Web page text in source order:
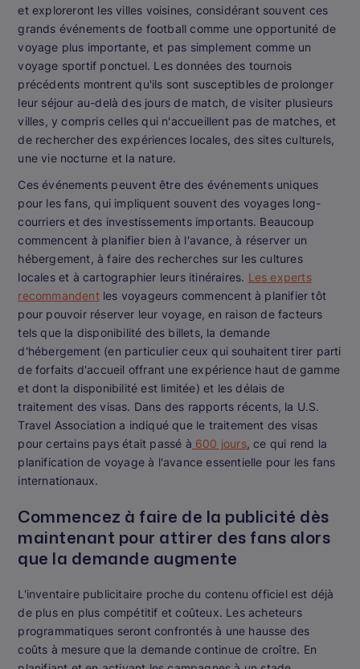
et exploreront les villes voisines, considérant souvent ces
grands événements de football comme une opportunité de
voyage plus importante, et pas simplement comme un
voyage sportif ponctuel. Les données des tournois
précédents montrent qu'ils sont susceptibles de prolonger
leur séjour au-delà des jours de match, de visiter plusieurs
villes, y compris celles qui n'accueillent pas de matches, et
de rechercher des expériences locales, des sites culturels,
une vie nocturne et la nature.
Ces événements peuvent être des événements uniques
pour les fans, qui impliquent souvent des voyages long-
courriers et des investissements importants. Beaucoup
commencent à planifier bien à l'avance, à réserver un
hébergement, à faire des recherches sur les cultures
locales et à cartographier leurs itinéraires. Les experts
recommandentles voyageurs commencent à planifier tôt
pour pouvoir réserver leur voyage, en raison de facteurs
tels que la disponibilité des billets, la demande
d'hébergement (en particulier ceux qui souhaitent tirer parti
de forfaits d'accueil offrant une expérience haut de gamme
et dont la disponibilité est limitée) et les délais de
traitement des visas. Dans des rapports récents, la U.S.
Travel Association a indiqué que le traitement des visas
pour certains pays était passé à 600 jours, ce qui rend la
planification de voyage à l'avance essentielle pour les fans
internationaux.
Commencez à faire de la publicité dès
maintenant pour attirer des fans alors
que la demande augmente
L'inventaire publicitaire proche du contenu officiel est déjà
de plus en plus compétitif et coûteux. Les acheteurs
programmatiques seront confrontés à une hausse des
coûts à mesure que la demande continue de croître. En